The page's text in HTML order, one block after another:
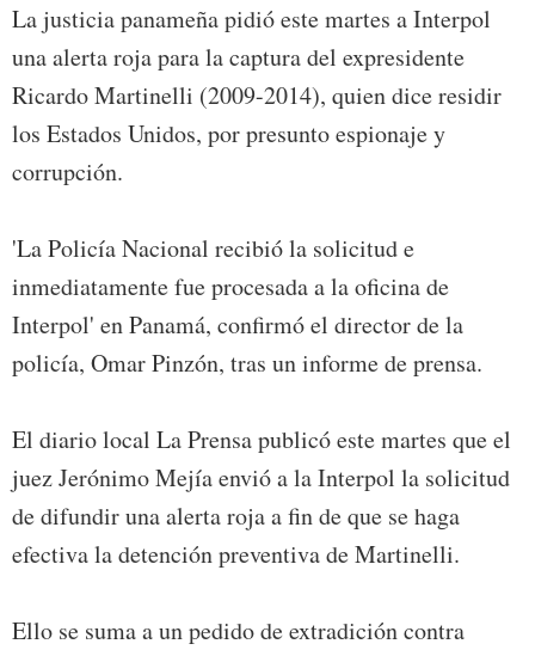
La justicia panameña pidió este martes a Interpol
una alerta roja para la captura del expresidente
Ricardo Martinelli (2009-2014), quien dice residir
los Estados Unidos, por presunto espionaje y
corrupción.
'La Policía Nacional recibió la solicitud e
inmediatamente fue procesada a la oficina de
Interpol' en Panamá, confirmó el director de la
policía, Omar Pinzón, tras un informe de prensa.
El diario local La Prensa publicó este martes que el
juez Jerónimo Mejía envió a la Interpol la solicitud
de difundir una alerta roja a fin de que se haga
efectiva la detención preventiva de Martinelli.
Ello se suma a un pedido de extradición contra